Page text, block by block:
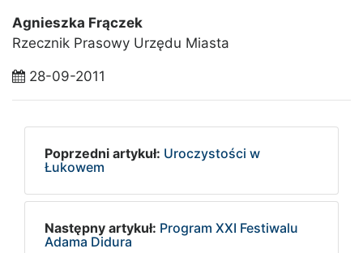
Agnieszka Frączek
Rzecznik Prasowy Urzędu Miasta
28-09-2011
Poprzedni artykuł: Uroczystości w
Łukowem
Następny artykuł: Program XXI Festiwalu
Adama Didura